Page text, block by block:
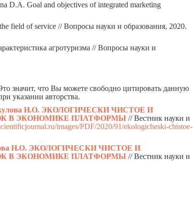
D.A. Goal and objectives of integrated marketing
field of service // Вопросы науки и образования, 2020.
агротуризма // Вопросы науки и
значит, что Вы можете свободно цитировать данную
указании авторства.
Н.О. ЭКОЛОГИЧЕСКИ ЧИСТОЕ И
В ЭКОНОМИКЕ ПЛАТФОРМЫ // Вестник науки и
images/PDF/2020/91/ekologicheski-chistoe-
Н.О. ЭКОЛОГИЧЕСКИ ЧИСТОЕ И
В ЭКОНОМИКЕ ПЛАТФОРМЫ // Вестник науки и